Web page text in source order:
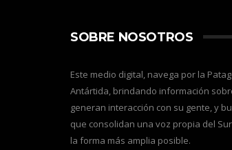
SOBRE NOSOTROS
Este medio digital, navega por la
Antártida, brindando información
generan interacción con su gente, y
que consolidan una voz propia del
la forma más amplia posible.